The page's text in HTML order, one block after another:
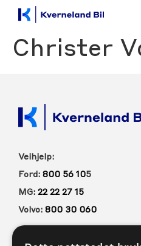
Christer
Veihjelp:
Ford: 800 56 105
MG: 22 22 27 15
Volvo: 800 30 060